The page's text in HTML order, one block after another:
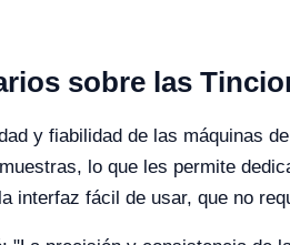
sobre las
y fiabilidad de las máquinas
lo que les permite
interfaz fácil de usar, que no